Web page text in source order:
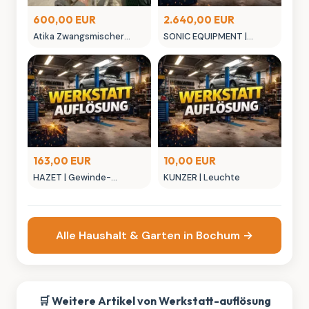
600,00 EUR
Atika Zwangsmischer
2.640,00 EUR
SONIC EQUIPMENT |
S12XD NEXT
163,00 EUR
HAZET | Gewinde-
10,00 EUR
KUNZER | Leuchte
Alle Haushalt & Garten in Bochum →
🛒 Weitere Artikel von Werkstatt-auflösung